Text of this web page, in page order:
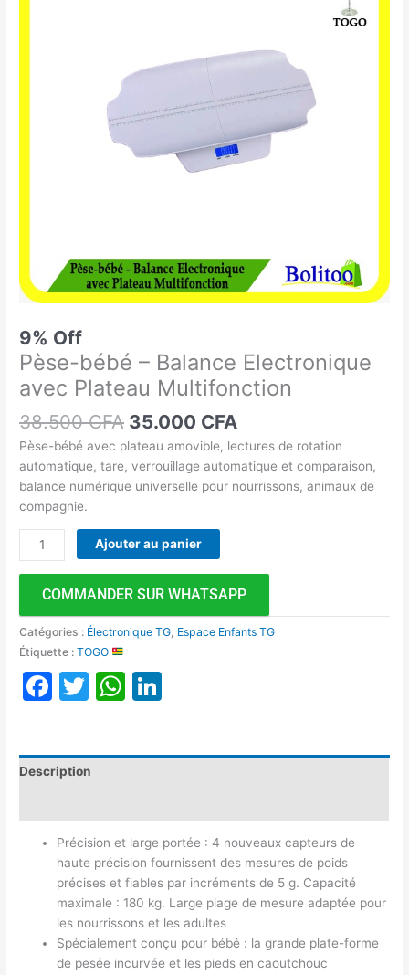
9% Off
Pèse-bébé – Balance Electronique
avec Plateau Multifonction
38.500CFA 35.000 CFA
35.000 CFA.
Pèse-bébé avec plateau amovible, lectures de rotation
automatique, tare, verrouillage automatique et comparaison,
balance numérique universelle pour nourrissons, animaux de
compagnie.
Ajouter au panier
COMMANDER SUR WHATSAPP
Catégories : Électronique TG Espace Enfants TG
Étiquette :TOGO
Facebook
TwitterWhatsApp
Description
Précision et large portée : 4 nouveaux capteurs de
haute précision fournissent des mesures de poids
précises et fiables par incréments de 5 g. Capacité
maximale : 180 kg. Large plage de mesure adaptée pour
les nourrissons et les adultes
Spécialement conçu pour bébé : la grande plate-forme
de pesée incurvée et les pieds en caoutchouc